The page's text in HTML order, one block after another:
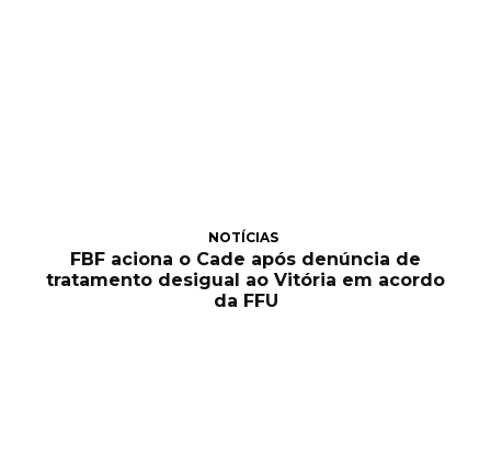
NOTÍCIAS
FBF aciona o Cade após denúncia de
tratamento desigual ao Vitória em acordo
da FFU